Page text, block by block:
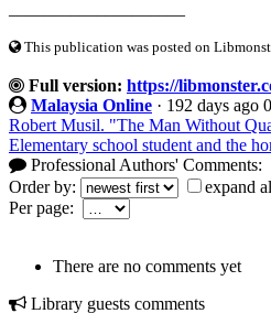
This publication was posted on
Full version: https://
Malaysia Online · 192 days ago 0
Robert Musil. "The Man Without
Elementary school student and the
Professional Authors' Comments:
Order by:
expand
Per page:
There are no comments yet
Library guests comments